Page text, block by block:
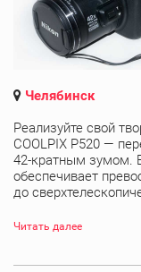
Челябинск
Реализуйте свой
COOLPIX P520 —
42-кратным зумом.
обеспечивает
до
Читать далее